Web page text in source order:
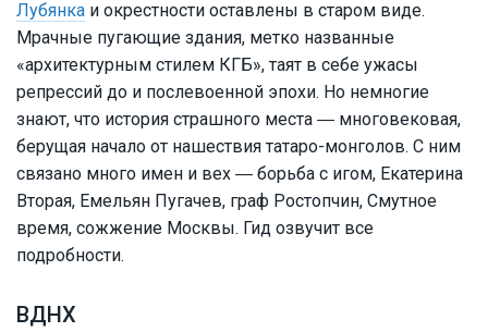
Лубянка и окрестности оставлены в старом виде.
Мрачные пугающие здания, метко названные
«архитектурным стилем КГБ», таят в себе ужасы
репрессий до и послевоенной эпохи. Но немногие
знают, что история страшного места ― многовековая,
берущая начало от нашествия татаро-монголов. С ним
связано много имен и вех ― борьба с игом, Екатерина
Вторая, Емельян Пугачев, граф Ростопчин, Смутное
время, сожжение Москвы. Гид озвучит все
подробности.
ВДНХ